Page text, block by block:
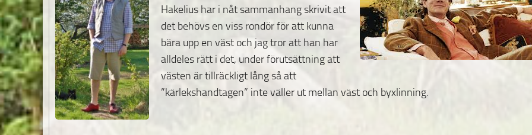
Hakelius har i nåt sammanhang skrivit att
det behövs en viss rondör för att kunna
bära upp en väst och jag tror att han har
alldeles rätt i det, under förutsättning att
västen är tillräckligt lång så att
”kärlekshandtagen” inte väller ut mellan väst och byxlinning.